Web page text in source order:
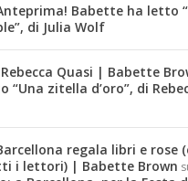
Babette ha letto
di Julia Wolf
Quasi | Babette
zitella d’oro”, di
regala libri e rose
i lettori) | Babette Brown